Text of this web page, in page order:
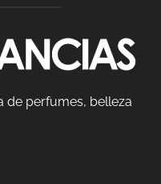
de perfumes, belleza